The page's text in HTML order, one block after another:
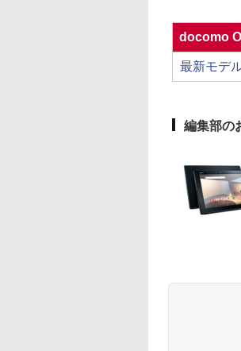
docomo
最新モデ
編集部の